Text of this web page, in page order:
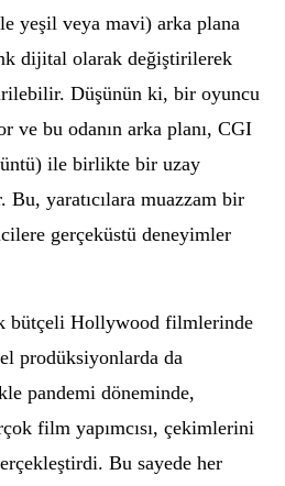
yeşil veya mavi) arka plana
dijital olarak değiştirilerek
Düşünün ki, bir oyuncu
ve bu odanın arka planı, CGI
ile birlikte bir uzay
Bu, yaratıcılara muazzam bir
gerçeküstü deneyimler
bütçeli Hollywood filmlerinde
prodüksiyonlarda da
pandemi döneminde,
film yapımcısı, çekimlerini
Bu sayede her